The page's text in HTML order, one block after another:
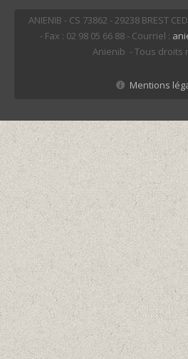
ANIENIB - CS 73862 - 29238 BREST
- Fax : 02 98 05 66 88 - Courriel :
Anienib - Tous droits
Mentions